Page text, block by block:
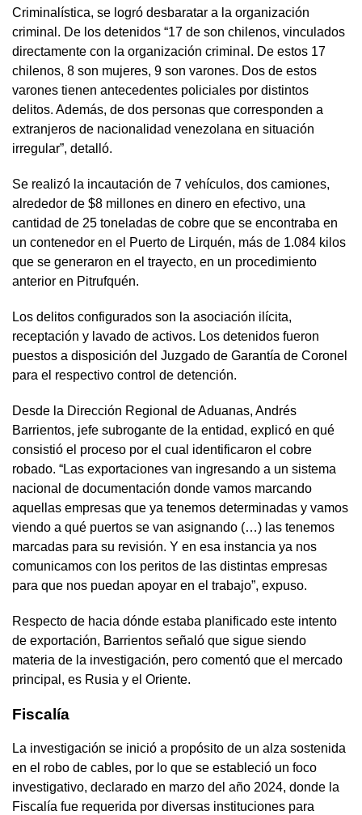
Criminalística, se logró desbaratar a la organización
criminal. De los detenidos “17 de son chilenos, vinculados
directamente con la organización criminal. De estos 17
chilenos, 8 son mujeres, 9 son varones. Dos de estos
varones tienen antecedentes policiales por distintos
delitos. Además, de dos personas que corresponden a
extranjeros de nacionalidad venezolana en situación
irregular”, detalló.
Se realizó la incautación de 7 vehículos, dos camiones,
alrededor de $8 millones en dinero en efectivo, una
cantidad de 25 toneladas de cobre que se encontraba en
un contenedor en el Puerto de Lirquén, más de 1.084 kilos
que se generaron en el trayecto, en un procedimiento
anterior en Pitrufquén.
Los delitos configurados son la asociación ilícita,
receptación y lavado de activos. Los detenidos fueron
puestos a disposición del Juzgado de Garantía de Coronel
para el respectivo control de detención.
Desde la Dirección Regional de Aduanas, Andrés
Barrientos, jefe subrogante de la entidad, explicó en qué
consistió el proceso por el cual identificaron el cobre
robado. “Las exportaciones van ingresando a un sistema
nacional de documentación donde vamos marcando
aquellas empresas que ya tenemos determinadas y vamos
viendo a qué puertos se van asignando (…) las tenemos
marcadas para su revisión. Y en esa instancia ya nos
comunicamos con los peritos de las distintas empresas
para que nos puedan apoyar en el trabajo”, expuso.
Respecto de hacia dónde estaba planificado este intento
de exportación, Barrientos señaló que sigue siendo
materia de la investigación, pero comentó que el mercado
principal, es Rusia y el Oriente.
Fiscalía
La investigación se inició a propósito de un alza sostenida
en el robo de cables, por lo que se estableció un foco
investigativo, declarado en marzo del año 2024, donde la
Fiscalía fue requerida por diversas instituciones para